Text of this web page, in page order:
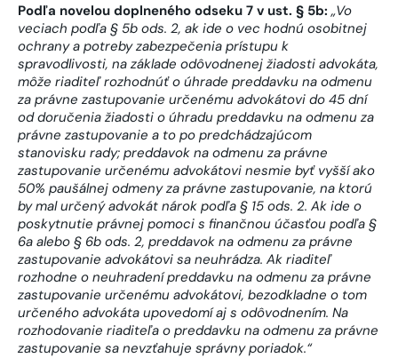
Podľa novelou doplneného odseku 7 v ust. § 5b: „Vo
veciach podľa § 5b ods. 2, ak ide o vec hodnú osobitnej
ochrany a potreby zabezpečenia prístupu k
spravodlivosti, na základe odôvodnenej žiadosti advokáta,
môže riaditeľ rozhodnúť o úhrade preddavku na odmenu
za právne zastupovanie určenému advokátovi do 45 dní
od doručenia žiadosti o úhradu preddavku na odmenu za
právne zastupovanie a to po predchádzajúcom
stanovisku rady; preddavok na odmenu za právne
zastupovanie určenému advokátovi nesmie byť vyšší ako
50% paušálnej odmeny za právne zastupovanie, na ktorú
by mal určený advokát nárok podľa § 15 ods. 2. Ak ide o
poskytnutie právnej pomoci s finančnou účasťou podľa §
6a alebo § 6b ods. 2, preddavok na odmenu za právne
zastupovanie advokátovi sa neuhrádza. Ak riaditeľ
rozhodne o neuhradení preddavku na odmenu za právne
zastupovanie určenému advokátovi, bezodkladne o tom
určeného advokáta upovedomí aj s odôvodnením. Na
rozhodovanie riaditeľa o preddavku na odmenu za právne
zastupovanie sa nevzťahuje správny poriadok.“